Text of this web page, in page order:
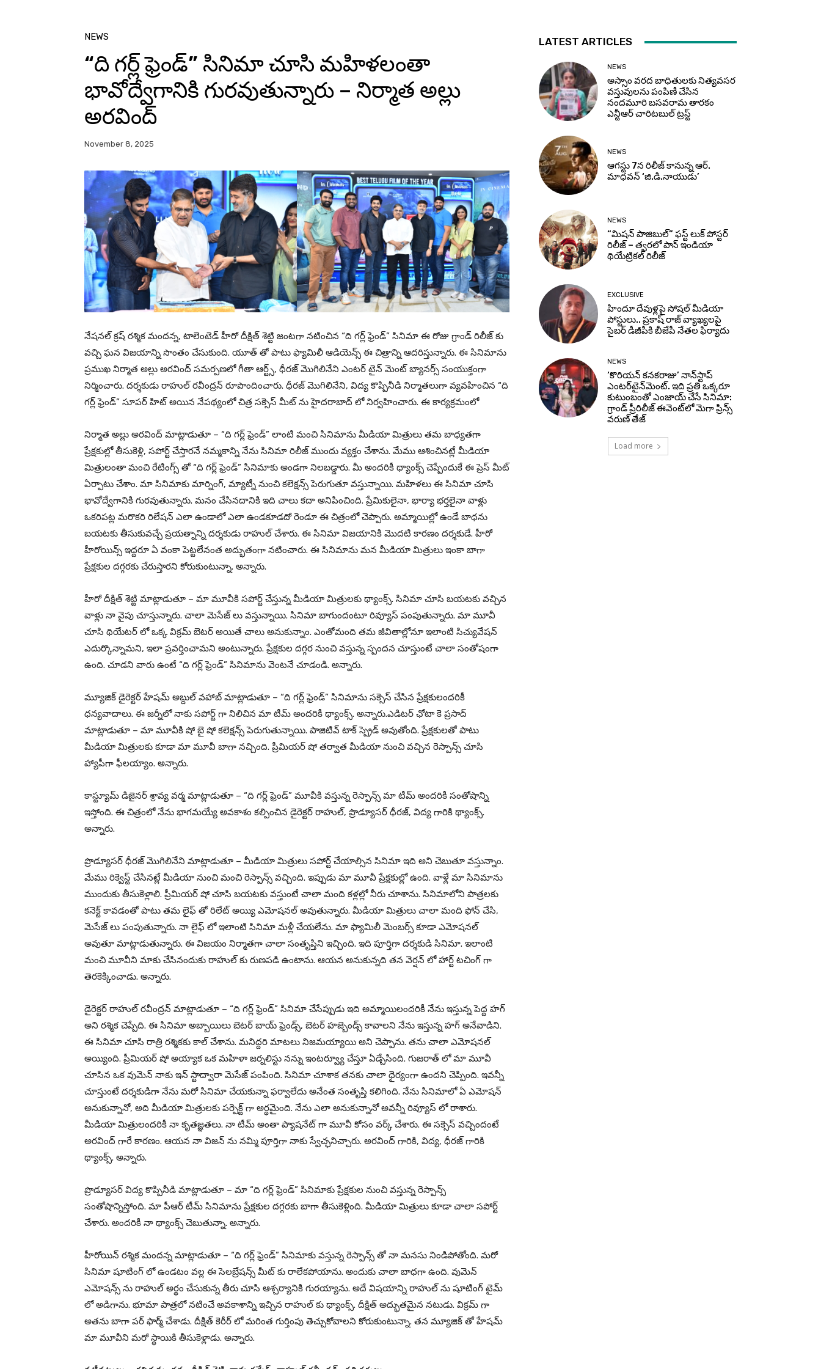
NEWS
“ది గర్ల్ ఫ్రెండ్” సినిమా చూసి మహిళలంతా
భావోద్వేగానికి గురవుతున్నారు – నిర్మాత అల్లు
అరవింద్
November 8, 2025
నేషనల్ క్రష్ రశ్మిక మందన్న, టాలెంటెడ్ హీరో దీక్షిత్ శెట్టి జంటగా నటించిన “ది గర్ల్ ఫ్రెండ్” సినిమా ఈ రోజు గ్రాండ్ రిలీజ్ కు
వచ్చి ఘన విజయాన్ని సొంతం చేసుకుంది. యూత్ తో పాటు ఫ్యామిలీ ఆడియెన్స్ ఈ చిత్రాన్ని ఆదరిస్తున్నారు. ఈ సినిమాను
ప్రముఖ నిర్మాత అల్లు అరవింద్ సమర్పణలో గీతా ఆర్ట్స్, ధీరజ్ మొగిలినేని ఎంటర్ టైన్ మెంట్ బ్యానర్స్ సంయుక్తంగా
నిర్మించారు. దర్శకుడు రాహుల్ రవీంద్రన్ రూపొందించారు. ధీరజ్ మొగిలినేని, విద్య కొప్పినీడి నిర్మాతలుగా వ్యవహించిన “ది
గర్ల్ ఫ్రెండ్” సూపర్ హిట్ అయిన నేపథ్యంలో చిత్ర సక్సెస్ మీట్ ను హైదరాబాద్ లో నిర్వహించారు. ఈ కార్యక్రమంలో
నిర్మాత అల్లు అరవింద్ మాట్లాడుతూ – “ది గర్ల్ ఫ్రెండ్” లాంటి మంచి సినిమాను మీడియా మిత్రులు తమ బాధ్యతగా
ప్రేక్షకుల్లో తీసుకెళ్లి, సపోర్ట్ చేస్తారనే నమ్మకాన్ని నేను సినిమా రిలీజ్ ముందు వ్యక్తం చేశాను. మేము ఆశించినట్లే మీడియా
మిత్రులంతా మంచి రేటింగ్స్ తో “ది గర్ల్ ఫ్రెండ్” సినిమాకు అండగా నిలబడ్డారు. మీ అందరికీ థ్యాంక్స్ చెప్పేందుకే ఈ ప్రెస్ మీట్
ఏర్పాటు చేశాం. మా సినిమాకు మార్నింగ్, మ్యాట్నీ నుంచి కలెక్షన్స్ పెరుగుతూ వస్తున్నాయి. మహిళలు ఈ సినిమా చూసి
భావోద్వేగానికి గురవుతున్నారు. మనం చేసినదానికి ఇది చాలు కదా అనిపించింది. ప్రేమికులైనా, భార్యా భర్తలైనా వాళ్లు
ఒకరిపట్ల మరొకరి రిలేషన్ ఎలా ఉండాలో ఎలా ఉండకూడదో రెండూ ఈ చిత్రంలో చెప్పారు. అమ్మాయిల్లో ఉండే బాధను
బయటకు తీసుకువచ్చే ప్రయత్నాన్ని దర్శకుడు రాహుల్ చేశారు. ఈ సినిమా విజయానికి మొదటి కారణం దర్శకుడే. హీరో
హీరోయిన్స్ ఇద్దరూ ఏ వంకా పెట్టలేనంత అద్భుతంగా నటించారు. ఈ సినిమాను మన మీడియా మిత్రులు ఇంకా బాగా
ప్రేక్షకుల దగ్గరకు చేరుస్తారని కోరుకుంటున్నా. అన్నారు.
హీరో దీక్షిత్ శెట్టి మాట్లాడుతూ – మా మూవీకి సపోర్ట్ చేస్తున్న మీడియా మిత్రులకు థ్యాంక్స్. సినిమా చూసి బయటకు వచ్చిన
వాళ్లు నా వైపు చూస్తున్నారు. చాలా మెసేజ్ లు వస్తున్నాయి. సినిమా బాగుందంటూ రివ్యూస్ పంపుతున్నారు. మా మూవీ
చూసి థియేటర్ లో ఒక్క విక్రమ్ బెటర్ అయితే చాలు అనుకున్నాం. ఎంతోమంది తమ జీవితాల్లోనూ ఇలాంటి సిచ్యువేషన్
ఎదుర్కొన్నామని, ఇలా ప్రవర్తించామని అంటున్నారు. ప్రేక్షకుల దగ్గర నుంచి వస్తున్న స్పందన చూస్తుంటే చాలా సంతోషంగా
ఉంది. చూడని వారు ఉంటే “ది గర్ల్ ఫ్రెండ్” సినిమాను వెంటనే చూడండి. అన్నారు.
మ్యూజిక్ డైరెక్టర్ హేషమ్ అబ్దుల్ వహాబ్ మాట్లాడుతూ – “ది గర్ల్ ఫ్రెండ్” సినిమాను సక్సెస్ చేసిన ప్రేక్షకులందరికీ
ధన్యవాదాలు. ఈ జర్నీలో నాకు సపోర్ట్ గా నిలిచిన మా టీమ్ అందరికీ థ్యాంక్స్. అన్నారు.ఎడిటర్ ఛోటా కె ప్రసాద్
మాట్లాడుతూ – మా మూవీకి షో బై షో కలెక్షన్స్ పెరుగుతున్నాయి. పాజిటివ్ టాక్ స్ప్రెడ్ అవుతోంది. ప్రేక్షకులతో పాటు
మీడియా మిత్రులకు కూడా మా మూవీ బాగా నచ్చింది. ప్రీమియర్ షో తర్వాత మీడియా నుంచి వచ్చిన రెస్పాన్స్ చూసి
హ్యాపీగా ఫీలయ్యాం. అన్నారు.
కాస్ట్యూమ్ డిజైనర్ శ్రావ్య వర్మ మాట్లాడుతూ – “ది గర్ల్ ఫ్రెండ్” మూవీకి వస్తున్న రెస్పాన్స్ మా టీమ్ అందరికీ సంతోషాన్ని
ఇస్తోంది. ఈ చిత్రంలో నేను భాగమయ్యే అవకాశం కల్పించిన డైరెక్టర్ రాహుల్, ప్రొడ్యూసర్ ధీరజ్, విద్య గారికి థ్యాంక్స్.
అన్నారు.
ప్రొడ్యూసర్ ధీరజ్ మొగిలినేని మాట్లాడుతూ – మీడియా మిత్రులు సపోర్ట్ చేయాల్సిన సినిమా ఇది అని చెబుతూ వస్తున్నాం.
మేము రిక్వెస్ట్ చేసినట్లే మీడియా నుంచి మంచి రెస్పాన్స్ వచ్చింది. ఇప్పుడు మా మూవీ ప్రేక్షకుల్లో ఉంది. వాళ్లే మా సినిమాను
ముందుకు తీసుకెళ్లాలి. ప్రీమియర్ షో చూసి బయటకు వస్తుంటే చాలా మంది కళ్లల్లో నీరు చూశాను. సినిమాలోని పాత్రలకు
కనెక్ట్ కావడంతో పాటు తమ లైఫ్ తో రిలేట్ అయ్యి ఎమోషనల్ అవుతున్నారు. మీడియా మిత్రులు చాలా మంది ఫోన్ చేసి,
మెసేజ్ లు పంపుతున్నారు. నా లైఫ్ లో ఇలాంటి సినిమా మళ్లీ చేయలేను. మా ఫ్యామిలీ మెంబర్స్ కూడా ఎమోషనల్
అవుతూ మాట్లాడుతున్నారు. ఈ విజయం నిర్మాతగా చాలా సంతృప్తిని ఇచ్చింది. ఇది పూర్తిగా దర్శకుడి సినిమా. ఇలాంటి
మంచి మూవీని మాకు చేసినందుకు రాహుల్ కు రుణపడి ఉంటాను. ఆయన అనుకున్నది తన వెర్షన్ లో హార్ట్ టచింగ్ గా
తెరకెక్కించాడు. అన్నారు.
డైరెక్టర్ రాహుల్ రవీంద్రన్ మాట్లాడుతూ – “ది గర్ల్ ఫ్రెండ్” సినిమా చేసేప్పుడు ఇది అమ్మాయిలందరికీ నేను ఇస్తున్న పెద్ద హగ్
అని రశ్మిక చెప్పేది. ఈ సినిమా అబ్బాయిలు బెటర్ బాయ్ ఫ్రెండ్స్, బెటర్ హజ్బెండ్స్ కావాలని నేను ఇస్తున్న హగ్ అనేవాడిని.
ఈ సినిమా చూసి రాత్రి రశ్మికకు కాల్ చేశాను. మనిద్దరి మాటలు నిజమయ్యాయి అని చెప్పాను. తను చాలా ఎమోషనల్
అయ్యింది. ప్రీమియర్ షో అయ్యాక ఒక మహిళా జర్నలిస్టు నన్ను ఇంటర్వ్యూ చేస్తూ ఏడ్చేసింది. గుజరాత్ లో మా మూవీ
చూసిన ఒక వుమెన్ నాకు ఇన్ స్టాద్వారా మెసేజ్ పంపింది. సినిమా చూశాక తనకు చాలా ధైర్యంగా ఉందని చెప్పింది. ఇవన్నీ
చూస్తుంటే దర్శకుడిగా నేను మరో సినిమా చేయకున్నా ఫర్వాలేదు అనేంత సంతృప్తి కలిగింది. నేను సినిమాలో ఏ ఎమోషన్
అనుకున్నానో, అది మీడియా మిత్రులకు పర్పెక్ట్ గా అర్థమైంది. నేను ఎలా అనుకున్నానో అవన్నీ రివ్యూస్ లో రాశారు.
మీడియా మిత్రులందరికీ నా కృతజ్ఞతలు. నా టీమ్ అంతా ప్యాషనేట్ గా మూవీ కోసం వర్క్ చేశారు. ఈ సక్సెస్ వచ్చిందంటే
అరవింద్ గారే కారణం. ఆయన నా విజన్ ను నమ్మి పూర్తిగా నాకు స్వేచ్ఛనిచ్చారు. అరవింద్ గారికి, విద్య, ధీరజ్ గారికి
థ్యాంక్స్. అన్నారు.
ప్రొడ్యూసర్ విద్య కొప్పినీడి మాట్లాడుతూ – మా “ది గర్ల్ ఫ్రెండ్” సినిమాకు ప్రేక్షకుల నుంచి వస్తున్న రెస్పాన్స్
సంతోషాన్నిస్తోంది. మా పీఆర్ టీమ్ సినిమాను ప్రేక్షకుల దగ్గరకు బాగా తీసుకెళ్లింది. మీడియా మిత్రులు కూడా చాలా సపోర్ట్
చేశారు. అందరికీ నా థ్యాంక్స్ చెబుతున్నా. అన్నారు.
హీరోయిన్ రశ్మిక మందన్న మాట్లాడుతూ – “ది గర్ల్ ఫ్రెండ్” సినిమాకు వస్తున్న రెస్పాన్స్ తో నా మనసు నిండిపోతోంది. మరో
సినిమా షూటింగ్ లో ఉండటం వల్ల ఈ సెలబ్రేషన్స్ మీట్ కు రాలేకపోయాను. అందుకు చాలా బాధగా ఉంది. వుమెన్
ఎమోషన్స్ ను రాహుల్ అర్థం చేసుకున్న తీరు చూసి ఆశ్చర్యానికి గురయ్యాను. అదే విషయాన్ని రాహుల్ ను షూటింగ్ టైమ్
లో అడిగాను. భూమా పాత్రలో నటించే అవకాశాన్ని ఇచ్చిన రాహుల్ కు థ్యాంక్స్. దీక్షిత్ అద్భుతమైన నటుడు. విక్రమ్ గా
అతను బాగా పర్ ఫార్మ్ చేశాడు. దీక్షిత్ కెరీర్ లో మరింత గుర్తింపు తెచ్చుకోవాలని కోరుకుంటున్నా. తన మ్యూజిక్ తో హేషమ్
మా మూవీని మరో స్థాయికి తీసుకెళ్లాడు. అన్నారు.
LATEST ARTICLES
NEWS
అస్సాం వరద బాధితులకు నిత్యవసర
వస్తువులను పంపిణీ చేసిన
నందమూరి బసవరామ తారకం
ఎన్టీఆర్ చారిటబుల్ ట్రస్ట్
NEWS
ఆగస్టు 7న రిలీజ్ కానున్న ఆర్‌.
మాధవన్‌ ‘జి.డి.నాయుడు’
NEWS
“మిషన్ పాజిబుల్” ఫస్ట్ లుక్ పోస్టర్
రిలీజ్ – త్వరలో పాన్ ఇండియా
థియేట్రికల్ రిలీజ్
EXCLUSIVE
హిందూ దేవుళ్లపై సోషల్ మీడియా
పోస్టులు.. ప్రకాష్ రాజ్ వ్యాఖ్యలపై
సైబర్ డీజీపీకి బీజేపీ నేతల ఫిర్యాదు
NEWS
‘కొరియన్ కనకరాజు’ నాన్‌స్టాప్
ఎంటర్‌టైన్‌మెంట్. ఇది ప్రతి ఒక్కరూ
కుటుంబంతో ఎంజాయ్ చేసే సినిమా:
గ్రాండ్ ప్రీరిలీజ్ ఈవెంట్‌లో మెగా ప్రిన్స్
వరుణ్ తేజ్
Load more